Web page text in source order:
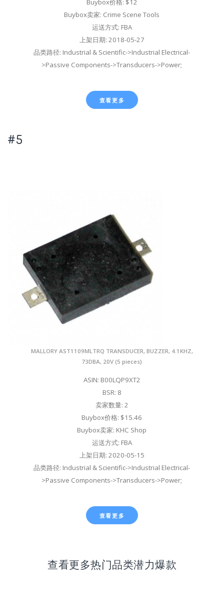
Buybox价格: $12
Buybox卖家: Crime Scene Tools
运送方式: FBA
上架日期: 2018-05-27
品类路径: Industrial & Scientific->Industrial Electrical-
>Passive Components->Transducers->Power;
查看更多
#5
MALLORY AST1109MLTRQ TRANSDUCER, BUZZER, 4.1KHZ,
73DBA, 20V (5 pieces)
ASIN: B00LQP9XT2
BSR: 8
卖家数量: 2
Buybox价格: $15.46
Buybox卖家: KHC Shop
运送方式: FBA
上架日期: 2020-05-15
品类路径: Industrial & Scientific->Industrial Electrical-
>Passive Components->Transducers->Power;
查看更多
查看更多热门品类潜力爆款